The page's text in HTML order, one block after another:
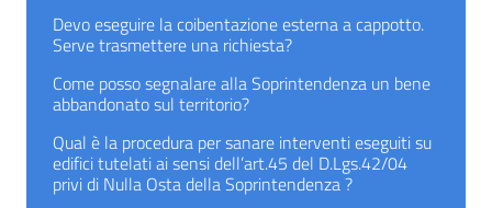
Devo eseguire la coibentazione esterna a cappotto.
Serve trasmettere una richiesta?
Come posso segnalare alla Soprintendenza un bene
abbandonato sul territorio?
Qual è la procedura per sanare interventi eseguiti su
edifici tutelati ai sensi dell’art.45 del D.Lgs.42/04
privi di Nulla Osta della Soprintendenza ?